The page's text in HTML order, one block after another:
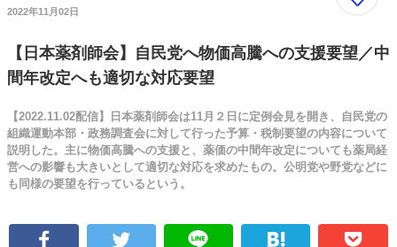
2022年11月02日
【日本薬剤師会】自民党へ物価高騰への支援要望／中
間年改定へも適切な対応要望
【2022.11.02配信】日本薬剤師会は11月２日に定例会見を開き、自民党の
組織運動本部・政務調査会に対して行った予算・税制要望の内容について
説明した。主に物価高騰への支援と、薬価の中間年改定についても薬局経
営への影響も大きいとして適切な対応を求めたもの。公明党や野党などに
も同様の要望を行っているという。